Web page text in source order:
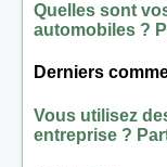
Quelles sont
automobiles ?
Derniers
Vous utilisez
entreprise ?